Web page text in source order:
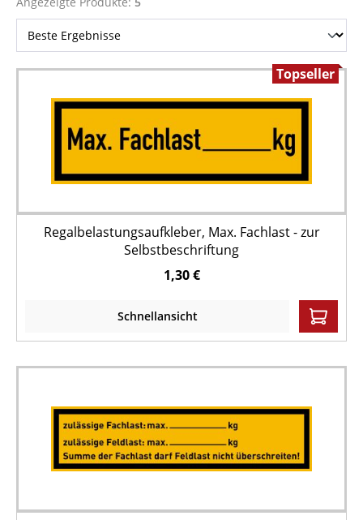
Topseller
Regalbelastungsaufkleber, Max. Fachlast - zur
Selbstbeschriftung
1,30 €
Schnellansicht